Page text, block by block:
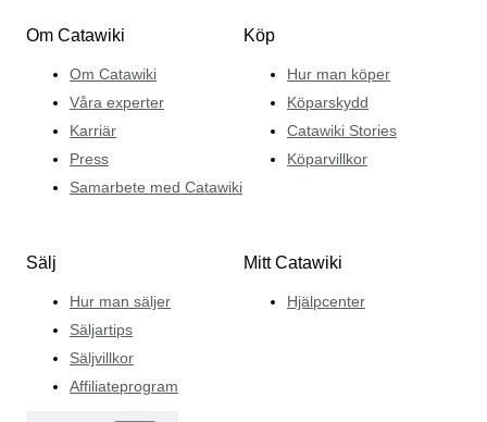
Om Catawiki
Om Catawiki
Våra experter
Karriär
Press
Samarbete med Catawiki
Köp
Hur man köper
Köparskydd
Catawiki Stories
Köparvillkor
Sälj
Hur man säljer
Säljartips
Säljvillkor
Affiliateprogram
Mitt Catawiki
Hjälpcenter